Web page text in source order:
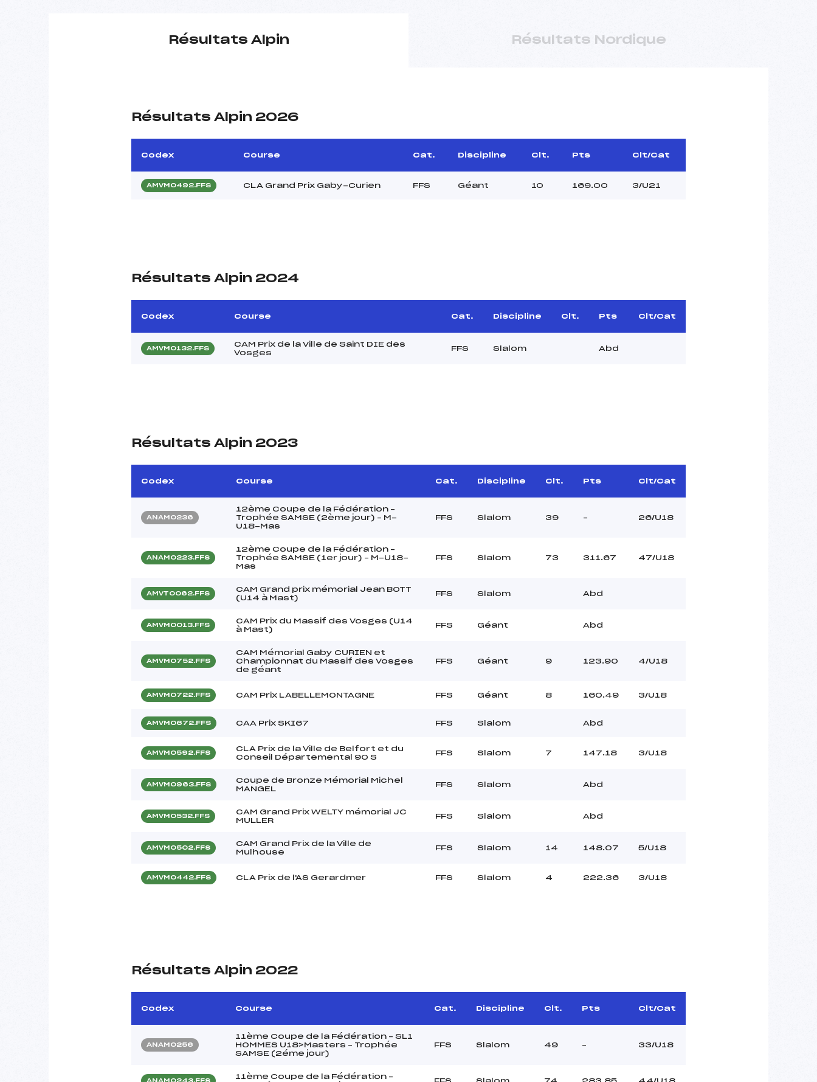
Résultats Alpin Résultats Nordique
Résultats Alpin 2026
Codex Course Cat. Discipline Clt. Pts Clt/Cat
AMVM0492.FFS CLA Grand Prix Gaby-Curien FFS Géant 10 169.00 3/U21
Résultats Alpin 2024
Codex Course Cat. Discipline Clt. Pts Clt/Cat
AMVM0132.FFS
CAM Prix de la Ville de Saint DIE des
Vosges
FFS Slalom Abd
Résultats Alpin 2023
Codex Course Cat. Discipline Clt. Pts Clt/Cat
ANAM0236
12ème Coupe de la Fédération –
Trophée SAMSE (2ème jour) – M-
U18-Mas
FFS Slalom 39 – 26/U18
ANAM0223.FFS
12ème Coupe de la Fédération –
Trophée SAMSE (1er jour) – M-U18-
Mas
FFS Slalom 73 311.67 47/U18
AMVT0062.FFS
CAM Grand prix mémorial Jean BOTT
(U14 à Mast)
FFS Slalom Abd
AMVM0013.FFS
CAM Prix du Massif des Vosges (U14
à Mast)
FFS Géant Abd
AMVM0752.FFS
CAM Mémorial Gaby CURIEN et
Championnat du Massif des Vosges
de géant
FFS Géant 9 123.90 4/U18
AMVM0722.FFS CAM Prix LABELLEMONTAGNE FFS Géant 8 160.49 3/U18
AMVM0672.FFS CAA Prix SKI67 FFS Slalom Abd
AMVM0592.FFS
CLA Prix de la Ville de Belfort et du
Conseil Départemental 90 S
FFS Slalom 7 147.18 3/U18
AMVM0963.FFS
Coupe de Bronze Mémorial Michel
MANGEL
FFS Slalom Abd
AMVM0532.FFS
CAM Grand Prix WELTY mémorial JC
MULLER
FFS Slalom Abd
AMVM0502.FFS
CAM Grand Prix de la Ville de
Mulhouse
FFS Slalom 14 148.07 5/U18
AMVM0442.FFS CLA Prix de l'AS Gerardmer FFS Slalom 4 222.36 3/U18
Résultats Alpin 2022
Codex Course Cat. Discipline Clt. Pts Clt/Cat
ANAM0256
11ème Coupe de la Fédération – SL1
HOMMES U18>Masters – Trophée
SAMSE (2éme jour)
FFS Slalom 49 – 33/U18
ANAM0243.FFS
11ème Coupe de la Fédération –
FFS Slalom 74 283.85 44/U18